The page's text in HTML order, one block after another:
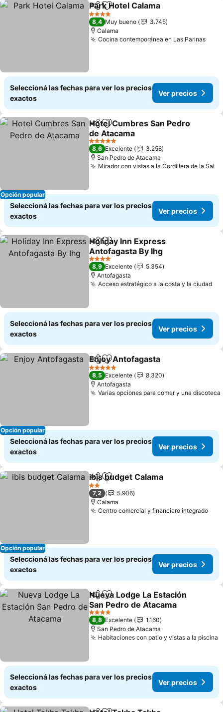
CompartirAñadir a favoritos
Park Hotel Calama
4 Estrellas
8,4 Muy bueno
3.745
Calama
Cocina contemporánea en Las ParinasVer
Seleccioná las fechas para ver los precios
exactos
Ver precios
Opción popular
CompartirAñadir a favoritos
Hotel Cumbres San Pedro
de Atacama
Ver precios
5 Estrellas
8,6 Excelente
3.258
San Pedro de Atacama
Mirador con vistas a la Cordillera de la Sal
Seleccioná las fechas para ver los precios
exactos
Ver precios
CompartirAñadir a favoritos
Holiday Inn Express
Antofagasta By Ihg
Ver precios
4 Estrellas
8,9 Excelente
5.354
Antofagasta
Acceso estratégico a la costa y la ciudad
Seleccioná las fechas para ver los precios
exactos
Ver precios
Opción popular
CompartirAñadir a favoritos
Enjoy Antofagasta
5 Estrellas
8,5 Excelente
8.320
Antofagasta
Varias opciones para comer y una discoteca
Seleccioná las fechas para ver los precios
exactos
Ver precios
Opción popular
CompartirAñadir a favoritos
ibis budget Calama
2 Estrellas
7,2
5.906
Calama
Centro comercial y financiero integradoVer
Seleccioná las fechas para ver los precios
exactos
Ver precios
CompartirAñadir a favoritos
Nueva Lodge La Estación
San Pedro de Atacama
Ver precios
4 Estrellas
8,8 Excelente
1.160
San Pedro de Atacama
Habitaciones con patio y vistas a la piscina
Seleccioná las fechas para ver los precios
exactos
Ver precios